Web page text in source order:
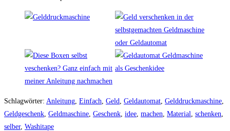
Schlagwörter: Anleitung Einfach Geld Geldautomat Gelddruckmaschine
Geldgeschenk Geldmaschine Geschenk idee machen Material schenken
selber, Washitape